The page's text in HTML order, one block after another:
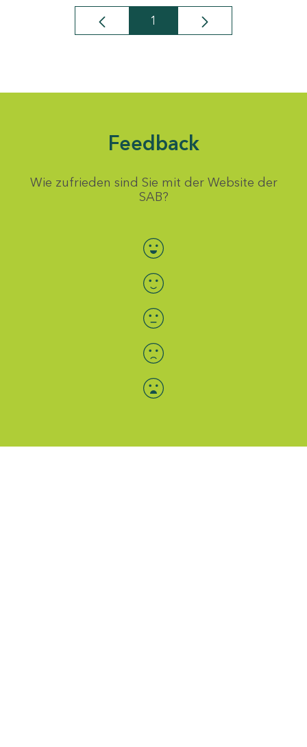
Seite
1
Feedback
Wie zufrieden sind Sie mit der Website der
SAB?
Bewertung auswählen